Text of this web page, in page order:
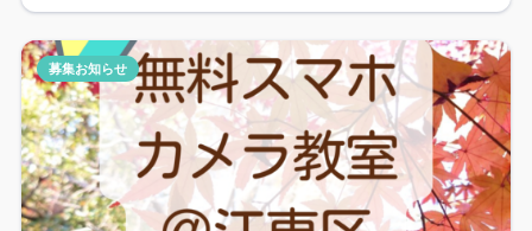
募集お知らせ